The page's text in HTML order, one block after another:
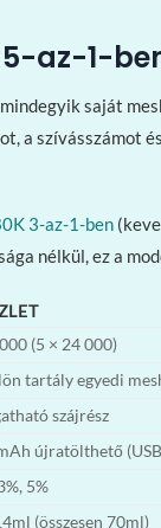
5-az-1-
saját
a
3-az-1-ben
nélkül, ez a
(5 × 24 000)
tartály egyedi
szájrész
újratölthető
5%
(összesen 70ml)